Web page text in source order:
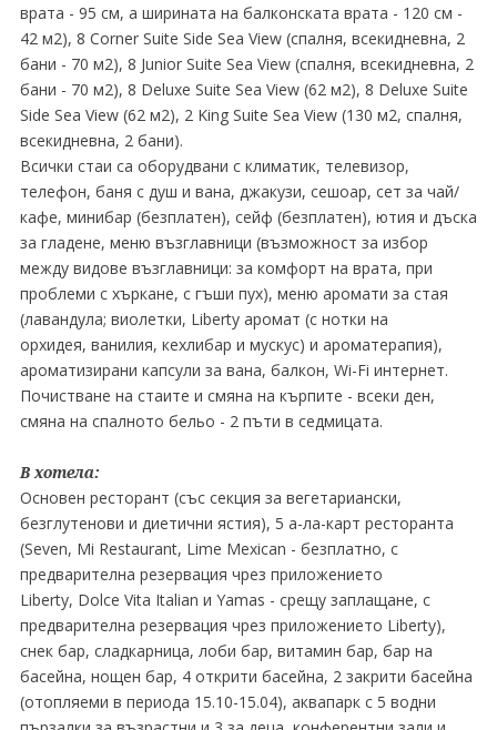
врата - 95 см, а ширината на балконската врата - 120 см -
42 м2), 8 Corner Suite Side Sea View (спалня, всекидневна, 2
бани - 70 м2), 8 Junior Suite Sea View (спалня, всекидневна, 2
бани - 70 м2), 8 Deluxe Suite Sea View (62 м2), 8 Deluxe Suite
Side Sea View (62 м2), 2 King Suite Sea View (130 м2, спалня,
всекидневна, 2 бани).
Всички стаи са оборудвани с климатик, телевизор,
телефон, баня с душ и вана, джакузи, сешоар, сет за чай/
кафе, минибар (безплатен), сейф (безплатен), ютия и дъска
за гладене, меню възглавници (възможност за избор
между видове възглавници: за комфорт на врата, при
проблеми с хъркане, с гъши пух), меню аромати за стая
(лавандула; виолетки, Liberty аромат (с нотки на
орхидея, ванилия, кехлибар и мускус) и ароматерапия),
ароматизирани капсули за вана, балкон, Wi-Fi интернет.
Почистване на стаите и смяна на кърпите - всеки ден,
смяна на спалното бельо - 2 пъти в седмицата.
В хотела:
Основен ресторант (със секция за вегетариански,
безглутенови и диетични ястия), 5 а-ла-карт ресторанта
(Seven, Mi Restaurant, Lime Mexican - безплатнo, с
предварителна резервация чрез приложението
Liberty, Dolce Vita Italian и Yamas - срещу заплащане, с
предварителна резервация чрез приложението Liberty),
снек бар, сладкарница, лоби бар, витамин бар, бар на
басейна, нощен бар, 4 открити басейна, 2 закрити басейна
(отопляеми в периода 15.10-15.04), аквапарк с 5 водни